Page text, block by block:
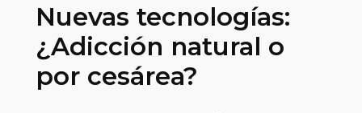
Nuevas tecnologías:
¿Adicción natural o
por cesárea?